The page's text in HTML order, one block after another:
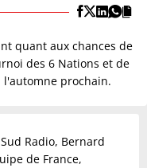
quant aux chances de
des 6 Nations et de
l'automne prochain.
Radio, Bernard
de France,